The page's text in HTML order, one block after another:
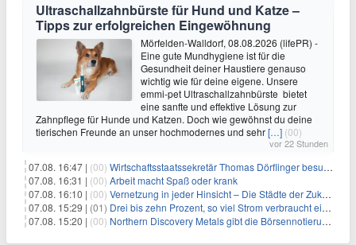
Ultraschallzahnbürste für Hund und Katze –
Tipps zur erfolgreichen Eingewöhnung
Mörfelden-Walldorf, 08.08.2026 (lifePR) -
Eine gute Mundhygiene ist für die
Gesundheit deiner Haustiere genauso
wichtig wie für deine eigene. Unsere
emmi-pet Ultraschallzahnbürste bietet
eine sanfte und effektive Lösung zur
Zahnpflege für Hunde und Katzen. Doch wie gewöhnst du deine
tierischen Freunde an unser hochmodernes und sehr[…] (00)
vor 22 Stunden
07.08. 16:47 | (00) Wirtschaftsstaatssekretär Thomas Dörflinger besucht Handwerksbetrieb im Kammerbezirk Freiburg
07.08. 16:31 | (00) Arbeit macht Spaß oder krank
07.08. 16:10 | (00) Vernetzung in jeder Hinsicht – Die Städte der Zukunft sind grün-blau
07.08. 15:29 | (01) Drei bis zehn Prozent, so viel Strom verbraucht ein Aufzug im Gebäude
07.08. 15:20 | (00) Northern Discovery Metals gibt die Börsennotierung an der Frankfurter Wertpapierbörse bekannt